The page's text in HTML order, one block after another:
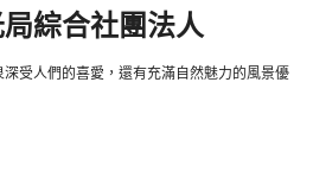
綜合社團法人
受人們的喜愛，還有充滿自然魅力的風景優